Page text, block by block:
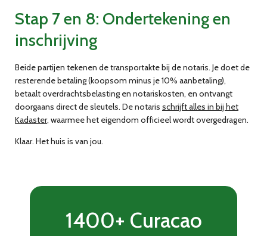
Stap 7 en 8: Ondertekening en
inschrijving
Beide partijen tekenen de transportakte bij de notaris. Je doet de
resterende betaling (koopsom minus je 10% aanbetaling),
betaalt overdrachtsbelasting en notariskosten, en ontvangt
doorgaans direct de sleutels. De notaris schrijft alles in bij het
Kadaster, waarmee het eigendom officieel wordt overgedragen.
Klaar. Het huis is van jou.
1400+ Curacao